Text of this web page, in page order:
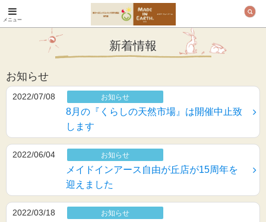
オーガニックコットン
製品と布ナプキン メ
イド・イン・アース
メニュー
新着情報
お知らせ
2022/07/08 お知らせ
8月の『くらしの天然市場』は開催中止致
します
2022/06/04 お知らせ
メイドインアース自由が丘店が15周年を
迎えました
2022/03/18 お知らせ